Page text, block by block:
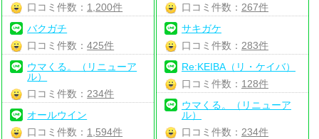
口コミ件数： 1,200件
バクガチ
口コミ件数：425件
ウマくる。（リニューア
ル）
口コミ件数： 234件
オールウイン
口コミ件数： 1,594件
口コミ件数： 267件
サキガケ
口コミ件数： 283件
Re:KEIBA（リ・ケイバ）
口コミ件数： 128件
ウマくる。（リニューア
ル）
口コミ件数： 234件